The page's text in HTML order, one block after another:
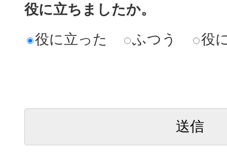
役に立ちましたか。
役に立った
ふつう 役